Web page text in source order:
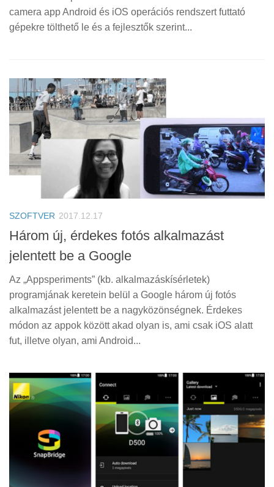
camera app Android és iOS operációs rendszert futtató
gépekre tölthető le és a fejlesztők szerint...
SZOFTVER 2017.12.17
Három új, érdekes fotós alkalmazást
jelentett be a Google
Az „Appsperiments” (kb. alkalmazáskísérletek)
programjának keretein belül a Google három új fotós
alkalmazást jelentett be a nagyközönségnek. Érdekes
módon az appok között akad olyan is, ami csak iOS alatt
fut, illetve olyan, ami Android...